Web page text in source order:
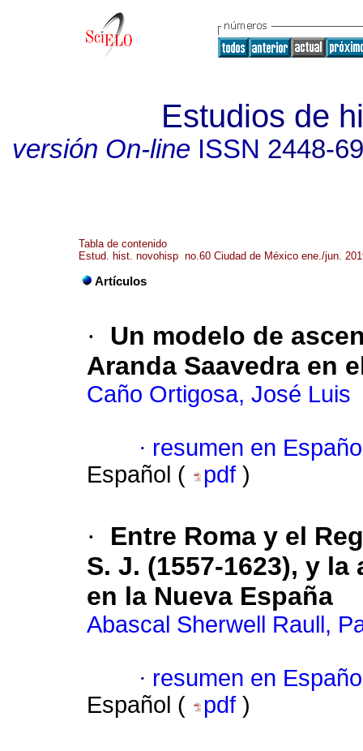
Estudios de
versión On-lineISSN 2448-
Tabla de contenido
Estud. hist. novohisp no.60 Ciudad de México ene./jun.
Artículos
·
Un modelo de
Aranda Saavedra en
Caño Ortigosa, José Luis
· resumen en
Español (
pdf )
·
Entre Roma y el
S. J. (1557-1623), y
en la Nueva España
Abascal Sherwell Raull,
· resumen en
Español (
pdf )